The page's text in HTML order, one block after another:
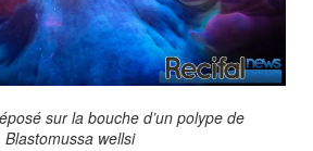
sur la bouche d’un polype de
Blastomussa wellsi